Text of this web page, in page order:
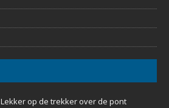
Lekker op de trekker over de pont